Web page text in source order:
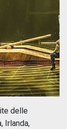
delle
Irlanda,